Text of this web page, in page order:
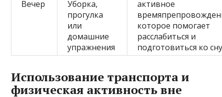
Вечер
Уборка,
прогулка
или
домашние
упражнения
активное
которое помогает
расслабиться и
подготовиться ко
Использование транспорта и
физическая активность вне